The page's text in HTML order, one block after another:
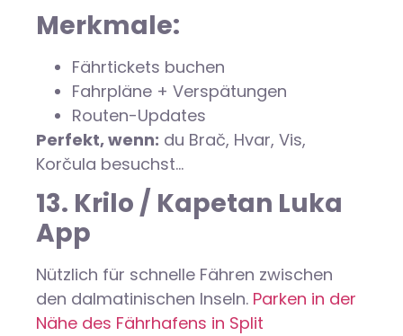
Merkmale:
Fährtickets buchen
Fahrpläne + Verspätungen
Routen-Updates
Perfekt, wenn: du Brač, Hvar, Vis,
Korčula besuchst…
13. Krilo / Kapetan Luka
App
Nützlich für schnelle Fähren zwischen
den dalmatinischen Inseln. Parken in der
Nähe des Fährhafens in Split